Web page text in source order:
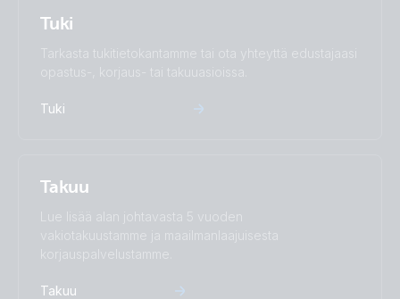
Tuki
Tarkasta tukitietokantamme tai ota yhteyttä edustajaasi
opastus-, korjaus- tai takuuasioissa.
Tuki
Takuu
Lue lisää alan johtavasta 5 vuoden
vakiotakuustamme ja maailmanlaajuisesta
korjauspalvelustamme.
Takuu